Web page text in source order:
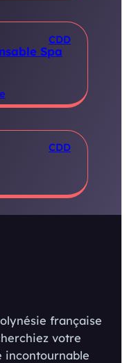
CDD
Spa
CDD
française
votre
incontournable